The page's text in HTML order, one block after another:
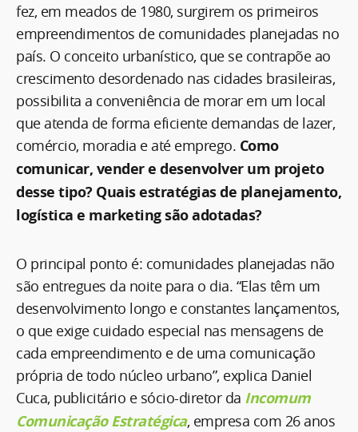
fez, em meados de 1980, surgirem os primeiros
empreendimentos de comunidades planejadas no
país. O conceito urbanístico, que se contrapõe ao
crescimento desordenado nas cidades brasileiras,
possibilita a conveniência de morar em um local
que atenda de forma eficiente demandas de lazer,
comércio, moradia e até emprego. Como
comunicar, vender e desenvolver um projeto
desse tipo? Quais estratégias de planejamento,
logística e marketing são adotadas?
O principal ponto é: comunidades planejadas não
são entregues da noite para o dia. “Elas têm um
desenvolvimento longo e constantes lançamentos,
o que exige cuidado especial nas mensagens de
cada empreendimento e de uma comunicação
própria de todo núcleo urbano”, explica Daniel
Cuca, publicitário e sócio-diretor da Incomum
Comunicação Estratégica, empresa com 26 anos